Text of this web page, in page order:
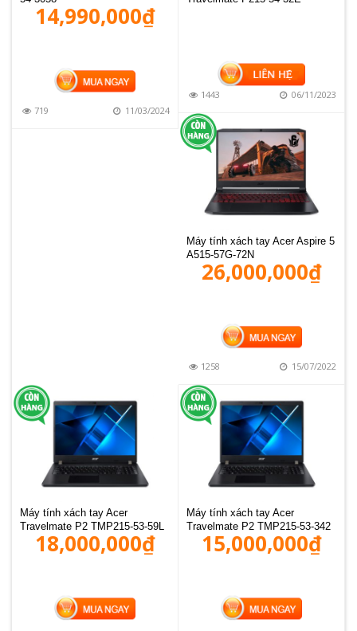
14,990,000₫
MUA HÀNG
719 11/03/2024
1443 06/11/2023
Máy tính xách tay Acer Aspire 5
A515-57G-72N
26,000,000₫
MUA HÀNG
1258 15/07/2022
Máy tính xách tay Acer
Travelmate P2 TMP215-53-59L
18,000,000₫
MUA HÀNG
Máy tính xách tay Acer
Travelmate P2 TMP215-53-342
15,000,000₫
MUA HÀNG